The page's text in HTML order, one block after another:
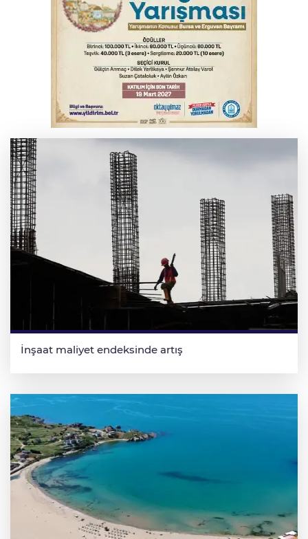
Gençlerbirliği, Fenerbahçe maçı
hazırlıklarına başladı
Salih Bademci ‘Sesler’le Bursa’da
Thorsten Fink, sağlık kontrolünden geçti
İnşaat maliyet endeksinde artış